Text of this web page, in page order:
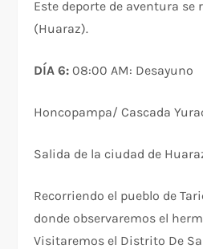
Este deporte de aventura se
(Huaraz).
DÍA 6:08:00 AM: Desayuno
Honcopampa/ Cascada
Salida de la ciudad de
Recorriendo el pueblo de
donde observaremos el
Visitaremos el Distrito De